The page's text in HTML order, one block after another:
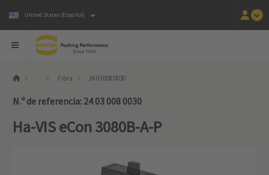
United States (Español)
... Fibra 24 03 008 0030
N.º de referencia: 24 03 008 0030
Ha-VIS eCon 3080B-A-P